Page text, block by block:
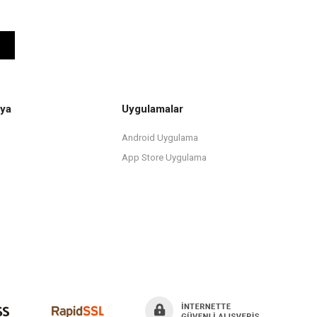
Uygulamalar
Android Uygulama
App Store Uygulama